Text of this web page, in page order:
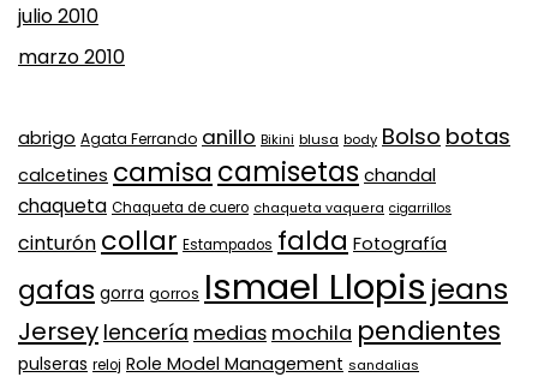
julio 2010
marzo 2010
abrigo Agata Ferrando anillo Bikini blusa body Bolso botas
calcetines camisa camisetas chandal
chaqueta Chaqueta de cuero chaqueta vaquera cigarrillos
cinturón collar Estampados falda Fotografía
gafas gorra gorros Ismael Llopis jeans
Jersey lencería medias mochila pendientes
pulseras reloj Role Model Management sandalias